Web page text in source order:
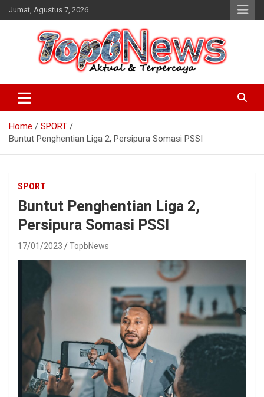
Skip
to
Jumat, Agustus 7, 2026
Home
SPORT
Buntut Penghentian Liga 2, Persipura Somasi PSSI
SPORT
Buntut Penghentian Liga 2,
Persipura Somasi PSSI
17/01/2023 TopbNews